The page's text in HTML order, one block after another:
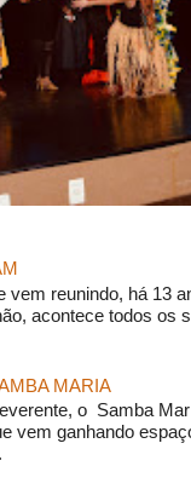
vem reunindo, há 13
acontece todos os
MARIA
o Samba
vem ganhando